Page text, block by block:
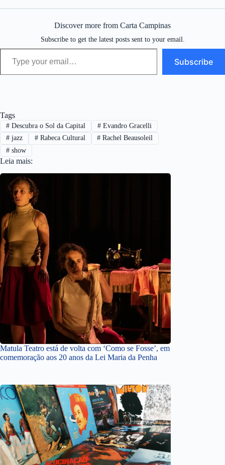
Discover more from Carta Campinas
Subscribe to get the latest posts sent to your email.
Type your email…
Subscribe
Tags
#Descubra o Sol da Capital #Evandro Gracelli
#jazz #Rabeca Cultural # Rachel Beausoleil
#show
Leia mais:
Matula Teatro está de volta com ‘Como se Fosse’, em
comemoração aos 20 anos da Lei Maria da Penha